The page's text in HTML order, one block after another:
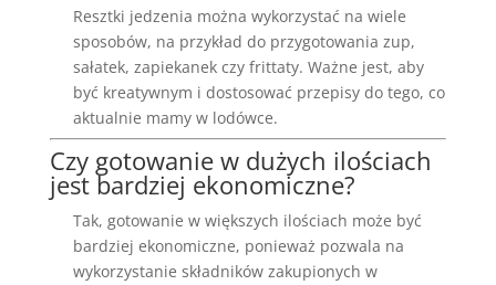
Resztki jedzenia można wykorzystać na wiele
sposobów, na przykład do przygotowania zup,
sałatek, zapiekanek czy frittaty. Ważne jest, aby
być kreatywnym i dostosować przepisy do tego, co
aktualnie mamy w lodówce.
Czy gotowanie w dużych ilościach
jest bardziej ekonomiczne?
Tak, gotowanie w większych ilościach może być
bardziej ekonomiczne, ponieważ pozwala na
wykorzystanie składników zakupionych w